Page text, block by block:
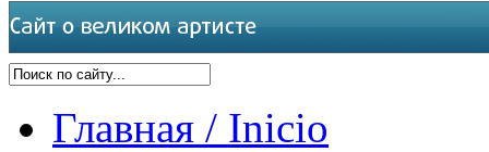
Главная / Inicio